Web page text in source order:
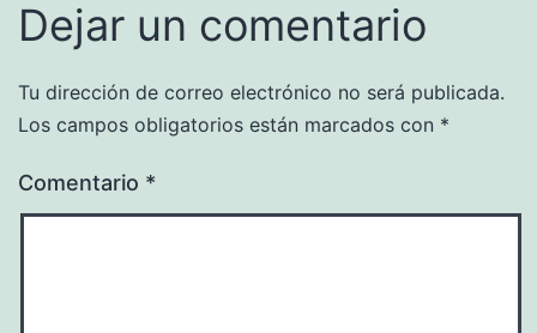
Dejar un comentario
Tu dirección de correo electrónico no será publicada.
Los campos obligatorios están marcados con *
Comentario *